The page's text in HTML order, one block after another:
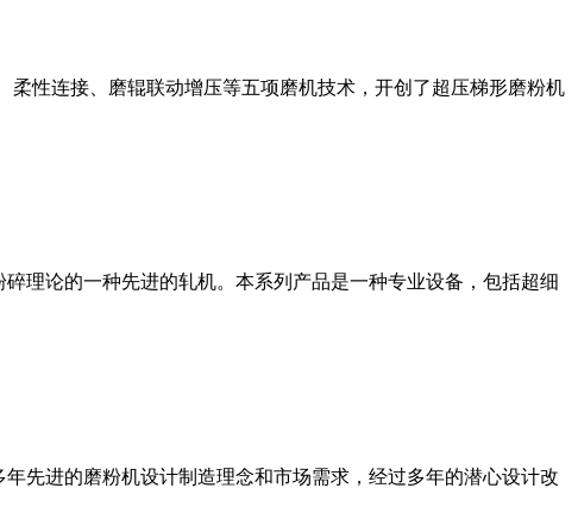
性连接、磨辊联动增压等五项磨机技术，开创了超压梯形磨粉机
理论的一种先进的轧机。本系列产品是一种专业设备，包括超细
先进的磨粉机设计制造理念和市场需求，经过多年的潜心设计改